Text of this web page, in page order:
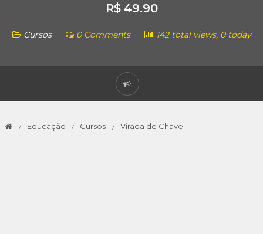
R$ 49.90
Cursos 0 Comments 142 total views, 0 today
Educação Cursos Virada de Chave